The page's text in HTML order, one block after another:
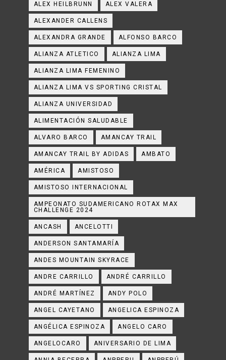
ALEX HEILBRUNN ALEX VALERA
ALEXANDER CALLENS
ALEXANDRA GRANDE ALFONSO BARCO
ALIANZA ATLETICO ALIANZA LIMA
ALIANZA LIMA FEMENINO
ALIANZA LIMA VS SPORTING CRISTAL
ALIANZA UNIVERSIDAD
ALIMENTACIÓN SALUDABLE
ALVARO BARCO AMANCAY TRAIL
AMANCAY TRAIL BY ADIDAS AMBATO
AMÉRICA AMISTOSO
AMISTOSO INTERNACIONAL
AMPEONATO SUDAMERICANO ROTAX MAX
CHALLENGE 2024
ANCASH ANCELOTTI
ANDERSON SANTAMARÍA
ANDES MOUNTAIN SKYRACE
ANDRE CARRILLO ANDRÉ CARRILLO
ANDRÉ MARTÍNEZ ANDY POLO
ANGEL CAYETANO ANGELICA ESPINOZA
ANGÉLICA ESPINOZA ANGELO CARO
ANGELOCARO ANIVERSARIO DE LIMA